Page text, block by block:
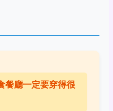
餐廳一定要穿得很